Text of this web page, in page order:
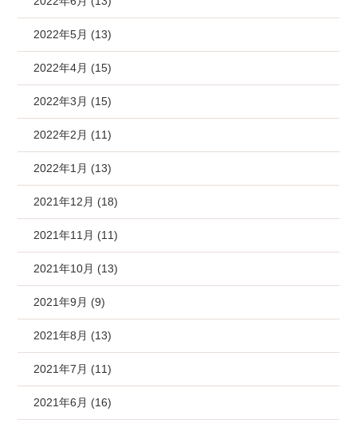
2022年5月 (13)
2022年4月 (15)
2022年3月 (15)
2022年2月 (11)
2022年1月 (13)
2021年12月 (18)
2021年11月 (11)
2021年10月 (13)
2021年9月 (9)
2021年8月 (13)
2021年7月 (11)
2021年6月 (16)